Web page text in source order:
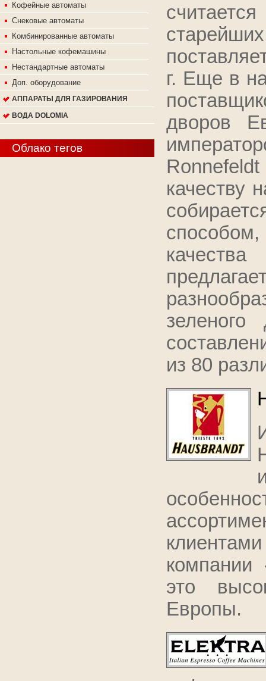
Кофейные автоматы
Снековые автоматы
Комбинированные автоматы
Настольные кофемашины
Нестандартные автоматы
Доп. оборудование
АППАРАТЫ ДЛЯ ГАЗИРОВАНИЯ
ВОДА DOLOMIA
Облако тегов
г. Еще в
дворов
качеству
способом,
зеленого
из 80
это
Европы.